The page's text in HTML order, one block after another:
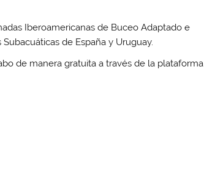
Iberoamericanas de Buceo Adaptado e
de España y Uruguay.
de manera gratuita a través de la plataforma